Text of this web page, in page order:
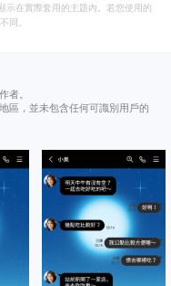
示在實際套用的主題內。若您使用的
同。
者。
區，並未包含任何可識別用戶的